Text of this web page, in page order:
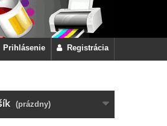
Registrácia
Prihlásenie
(prázdny)